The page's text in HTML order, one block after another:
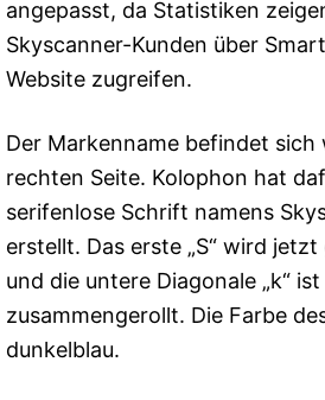
angepasst, da Statistiken
Skyscanner-Kunden über
Website zugreifen.
Der Markenname befindet sich
rechten Seite. Kolophon hat
serifenlose Schrift namens
erstellt. Das erste „S“ wird
und die untere Diagonale „k“
zusammengerollt. Die Farbe
dunkelblau.